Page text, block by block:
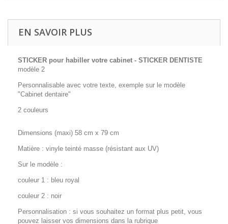
EN SAVOIR PLUS
STICKER pour habiller votre cabinet - STICKER DENTISTE
modèle 2
Personnalisable avec votre texte, exemple sur le modèle
"Cabinet dentaire"
2 couleurs
Dimensions (maxi) 58 cm x 79 cm
Matière : vinyle teinté masse (résistant aux UV)
Sur le modèle :
couleur 1 : bleu royal
couleur 2 : noir
Personnalisation : si vous souhaitez un format plus petit, vous
pouvez laisser vos dimensions dans la rubrique